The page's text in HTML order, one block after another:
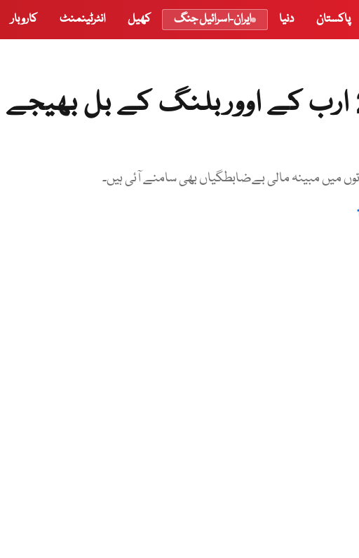
پاکستان دنیا ایران-اسرائیل جنگ کھیل انٹرٹینمنٹ کاروبار
دو کروڑ صارفین کو 244 ارب کے اووربلنگ کے بل بھیجے